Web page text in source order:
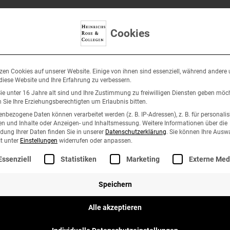
Partner Team Karriere
Cookies
Cookies auf unserer Website. Einige von ihnen sind essenziell, während andere
Website und Ihre Erfahrung zu verbessern.
unter 16 Jahre alt sind und Ihre Zustimmung zu freiwilligen Diensten geben
Sie Ihre Erziehungsberechtigten um Erlaubnis bitten.
Daten können verarbeitet werden (z. B. IP-Adressen), z. B. für
und Inhalte oder Anzeigen- und Inhaltsmessung. Weitere Informationen über die
Ihrer Daten finden Sie in unserer Datenschutzerklärung. Sie können Ihre
unter Einstellungen widerrufen oder anpassen.
eine Liste der Service-Gruppen, für die eine
Statistiken Marketing Externe
Speichern
Alle akzeptieren